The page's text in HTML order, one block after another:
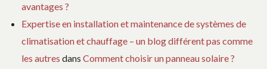
avantages ?
Expertise en installation et maintenance de systèmes de
climatisation et chauffage – un blog différent pas comme
les autres dans Comment choisir un panneau solaire ?